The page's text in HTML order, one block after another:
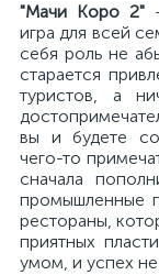
"Мачи Коро 2"
игра для всей
себя роль не
старается
туристов, а
вы и будете
чего-то
сначала
промышленные
рестораны,
приятных
умом, и успех не